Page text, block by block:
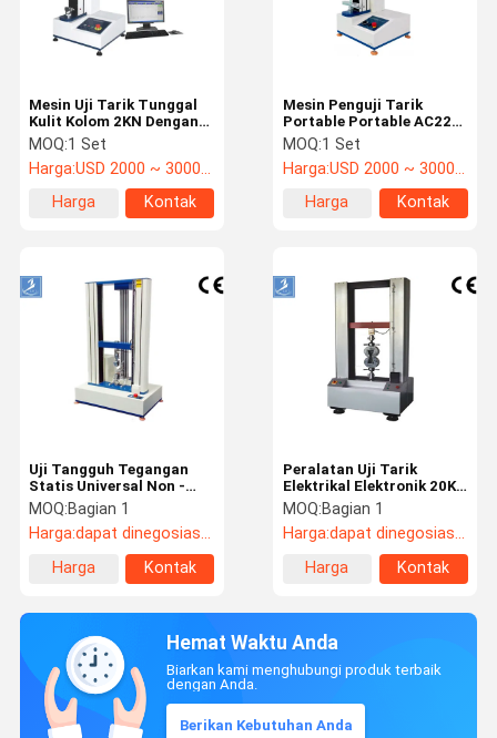
Mesin Uji Tarik Tunggal
Kulit Kolom 2KN Dengan
Display Mikrokomputer
MOQ:1 Set
Harga:USD 2000 ~ 3000/set
Harga
Kontak
Mesin Penguji Tarik
Portable Portable AC220
V
MOQ:1 Set
Harga:USD 2000 ~ 3000/set
Harga
Kontak
Uji Tangguh Tegangan
Statis Universal Non -
Destructive Statis Tester
MOQ:Bagian 1
Harga:dapat dinegosiasikan
Harga
Kontak
Peralatan Uji Tarik
Elektrikal Elektronik 20KN
Komputerisasi 1kg - 100T
MOQ:Bagian 1
Harga:dapat dinegosiasikan
Harga
Kontak
Hemat Waktu Anda
Biarkan kami menghubungi produk terbaik
dengan Anda.
Berikan Kebutuhan Anda